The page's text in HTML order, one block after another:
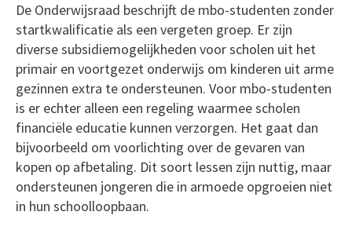
De Onderwijsraad beschrijft de mbo-studenten zonder
startkwalificatie als een vergeten groep. Er zijn
diverse subsidiemogelijkheden voor scholen uit het
primair en voortgezet onderwijs om kinderen uit arme
gezinnen extra te ondersteunen. Voor mbo-studenten
is er echter alleen een regeling waarmee scholen
financiële educatie kunnen verzorgen. Het gaat dan
bijvoorbeeld om voorlichting over de gevaren van
kopen op afbetaling. Dit soort lessen zijn nuttig, maar
ondersteunen jongeren die in armoede opgroeien niet
in hun schoolloopbaan.